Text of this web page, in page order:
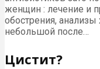
женщин : лечение и
обострения,
небольшой после…
Цистит?